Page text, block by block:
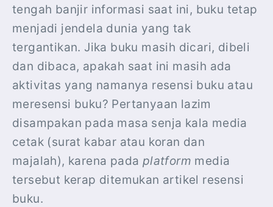
tengah banjir informasi saat ini, buku tetap
menjadi jendela dunia yang tak
tergantikan. Jika buku masih dicari, dibeli
dan dibaca, apakah saat ini masih ada
aktivitas yang namanya resensi buku atau
meresensi buku? Pertanyaan lazim
disampakan pada masa senja kala media
cetak (surat kabar atau koran dan
majalah), karena pada platform media
tersebut kerap ditemukan artikel resensi
buku.